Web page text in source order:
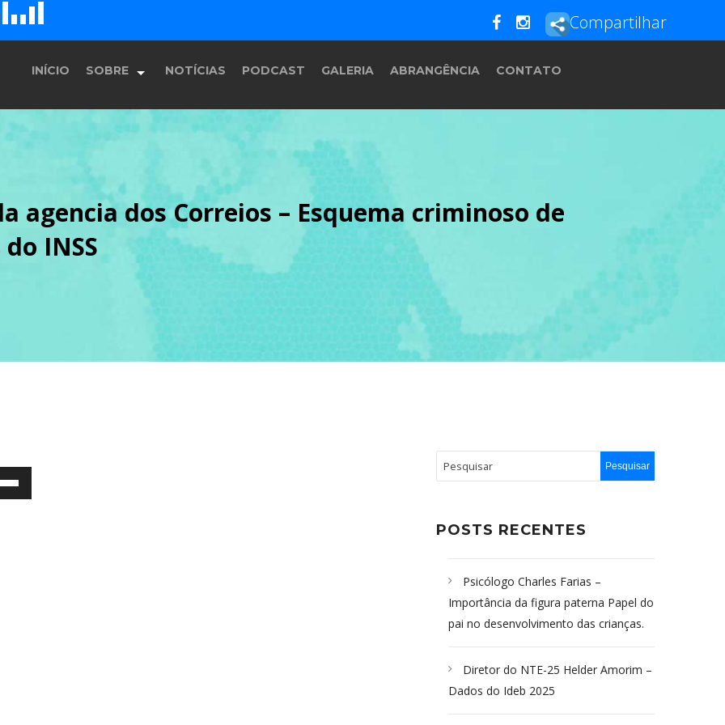
D
E F
H
Compartilhar
INÍCIO SOBRE
História
Equipe
Programação
NOTÍCIAS PODCAST GALERIA ABRANGÊNCIA CONTATO
agencia dos Correios – Esquema criminoso de
INSS
POSTS RECENTES
Psicólogo Charles Farias –
Importância da figura paterna Papel do
pai no desenvolvimento das crianças.
Diretor do NTE-25 Helder Amorim –
Dados do Ideb 2025